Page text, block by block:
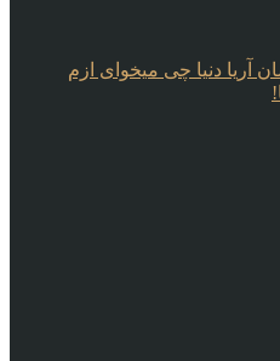
آریا دنیا چی میخوای ازم